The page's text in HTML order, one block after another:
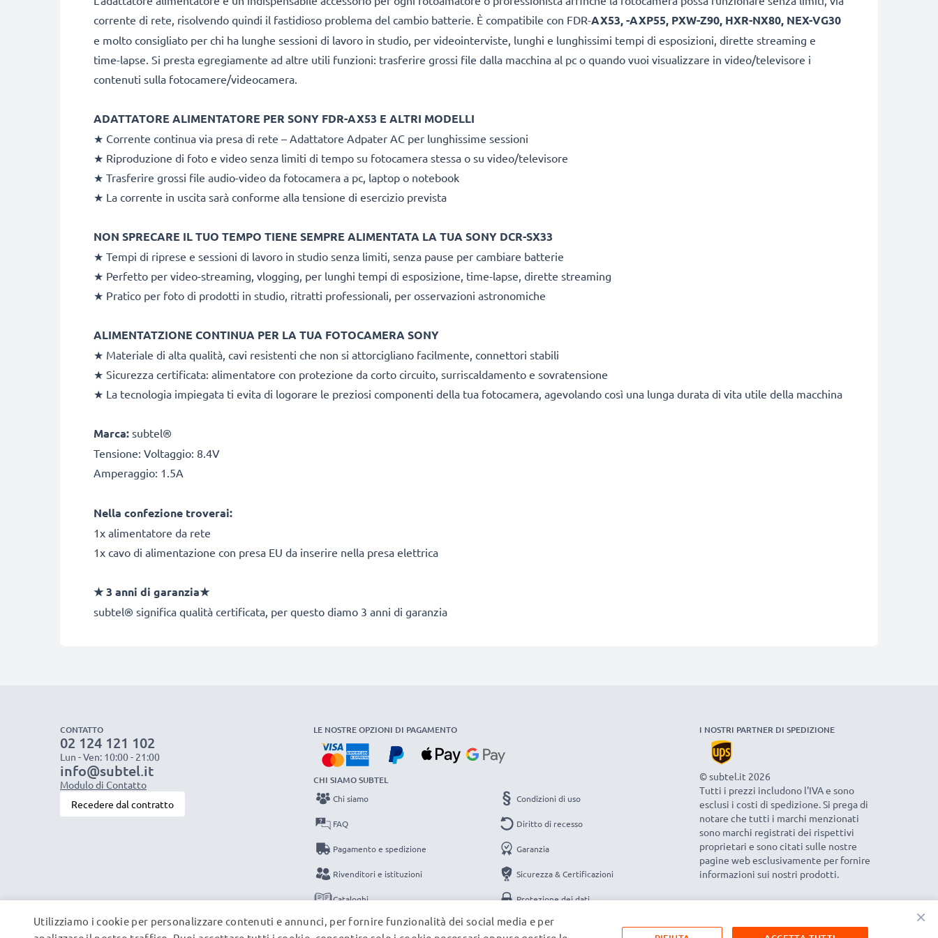
corrente di rete, risolvendo quindi il fastidioso problema del cambio batterie. È compatibile con FDR-AX53, -AXP55, PXW-Z90, HXR-NX80, NEX-VG30
e molto consigliato per chi ha lunghe sessioni di lavoro in studio, per videointerviste, lunghi e lunghissimi tempi di esposizioni, dirette streaming e
time-lapse. Si presta egregiamente ad altre utili funzioni: trasferire grossi file dalla macchina al pc o quando vuoi visualizzare in video/televisore i
contenuti sulla fotocamere/videocamera.
ADATTATORE ALIMENTATORE PER SONY FDR-AX53 E ALTRI MODELLI
★ Corrente continua via presa di rete – Adattatore Adpater AC per lunghissime sessioni
★ Riproduzione di foto e video senza limiti di tempo su fotocamera stessa o su video/televisore
★ Trasferire grossi file audio-video da fotocamera a pc, laptop o notebook
★ La corrente in uscita sarà conforme alla tensione di esercizio prevista
NON SPRECARE IL TUO TEMPO TIENE SEMPRE ALIMENTATA LA TUA SONY DCR-SX33
★ Tempi di riprese e sessioni di lavoro in studio senza limiti, senza pause per cambiare batterie
★ Perfetto per video-streaming, vlogging, per lunghi tempi di esposizione, time-lapse, dirette streaming
★ Pratico per foto di prodotti in studio, ritratti professionali, per osservazioni astronomiche
ALIMENTATZIONE CONTINUA PER LA TUA FOTOCAMERA SONY
★ Materiale di alta qualità, cavi resistenti che non si attorcigliano facilmente, connettori stabili
★ Sicurezza certificata: alimentatore con protezione da corto circuito, surriscaldamento e sovratensione
★ La tecnologia impiegata ti evita di logorare le preziosi componenti della tua fotocamera, agevolando così una lunga durata di vita utile della macchina
Marca: subtel®
Tensione: Voltaggio: 8.4V
Amperaggio: 1.5A
Nella confezione troverai:
1x alimentatore da rete
1x cavo di alimentazione con presa EU da inserire nella presa elettrica
★ 3 anni di garanzia★
subtel® significa qualità certificata, per questo diamo 3 anni di garanzia
CONTATTO
02 124 121 102
Lun - Ven: 10:00 - 21:00
info@subtel.it
Modulo di Contatto
Recedere dal contratto
LE NOSTRE OPZIONI DI PAGAMENTO
CHI SIAMO SUBTEL
Chi siamo
FAQ
Pagamento e spedizione
Rivenditori e istituzioni
Cataloghi
Contatti
Condizioni di uso
Diritto di recesso
Garanzia
Sicurezza & Certificazioni
Protezione dei dati
Note legali
I NOSTRI PARTNER DI SPEDIZIONE
© subtel.it 2026
Tutti i prezzi includono l'IVA e sono
esclusi i costi di spedizione. Si prega di
notare che tutti i marchi menzionati
sono marchi registrati dei rispettivi
proprietari e sono citati sulle nostre
pagine web esclusivamente per fornire
informazioni sui nostri prodotti.
×
Utilizziamo i cookie per personalizzare contenuti e annunci, per fornire funzionalità dei social media e per